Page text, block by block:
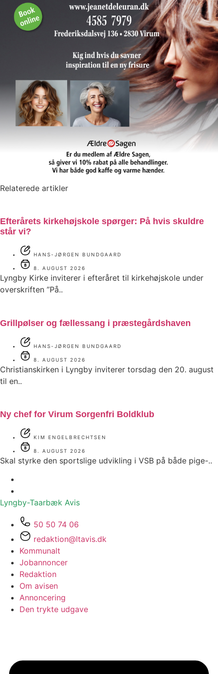
Relaterede artikler
Efterårets kirkehøjskole spørger: På hvis skuldre
står vi?
HANS-JØRGEN BUNDGAARD
8. AUGUST 2026
Lyngby Kirke inviterer i efteråret til kirkehøjskole under
overskriften ”På..
Grillpølser og fællessang i præstegårdshaven
HANS-JØRGEN BUNDGAARD
8. AUGUST 2026
Christianskirken i Lyngby inviterer torsdag den 20. august
til en..
Ny chef for Virum Sorgenfri Boldklub
KIM ENGELBRECHTSEN
8. AUGUST 2026
Skal styrke den sportslige udvikling i VSB på både pige-..
Lyngby-Taarbæk Avis
50 50 74 06
redaktion@ltavis.dk
Kommunalt
Jobannoncer
Redaktion
Om avisen
Annoncering
Den trykte udgave